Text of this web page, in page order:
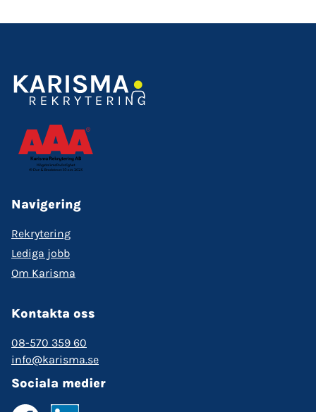
Navigering
Rekrytering
Lediga jobb
Om Karisma
Kontakta oss
08-570 359 60
info@karisma.se
Sociala medier